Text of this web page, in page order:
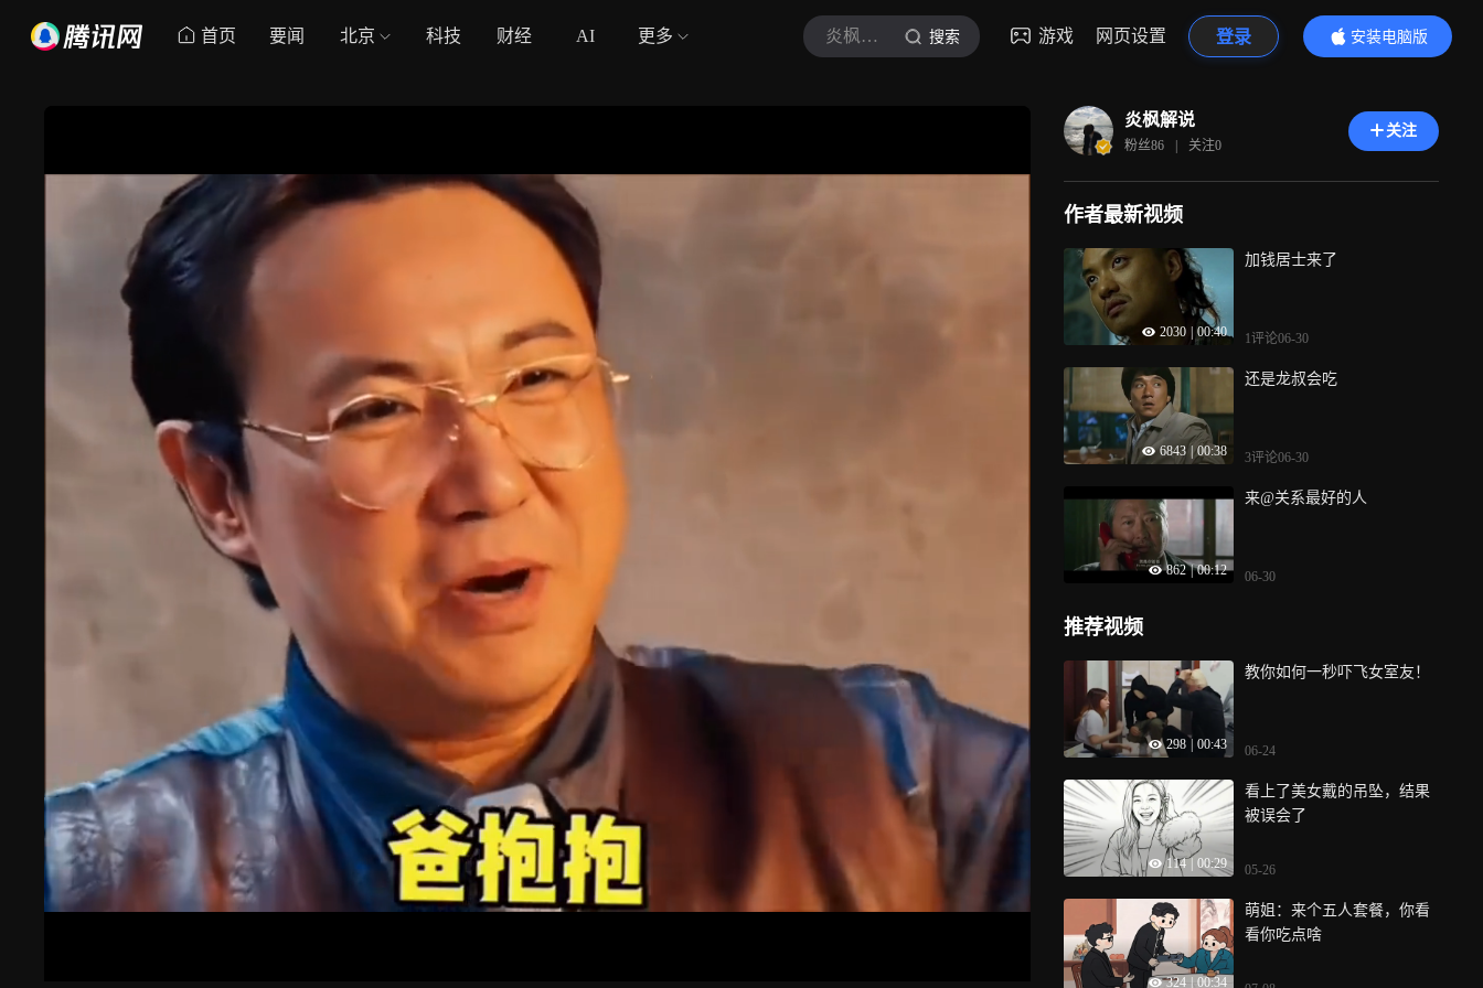
首页 要闻 北京 科技 财经 AI 更多 炎枫解说 搜索 游戏 网页设置 登录
安装电脑版
内容更精彩
炎枫解说
粉丝86 | 关注0
关注
作者最新视频
2030 00:40
加钱居士来了
1评论06-30
6843 00:38
还是龙叔会吃
3评论06-30
862 | 00:12
来@关系最好的人
06-30
推荐视频
298 00:43
教你如何一秒吓飞女室友！
06-24
114 00:29
看上了美女戴的吊坠，结果
被误会了
05-26
324 00:34
萌姐：来个五人套餐，你看
看你吃点啥